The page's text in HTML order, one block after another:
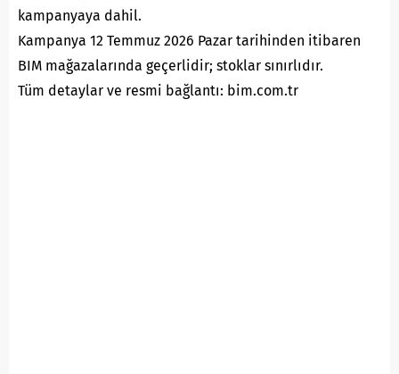
kampanyaya dahil.
Kampanya 12 Temmuz 2026 Pazar tarihinden itibaren
BIM mağazalarında geçerlidir; stoklar sınırlıdır.
Tüm detaylar ve resmi bağlantı: bim.com.tr